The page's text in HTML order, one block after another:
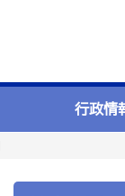
行政情